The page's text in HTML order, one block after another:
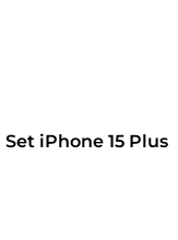
iPhone 15 Plus